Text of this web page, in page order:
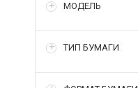
МОДЕЛЬ
ТИП БУМАГИ